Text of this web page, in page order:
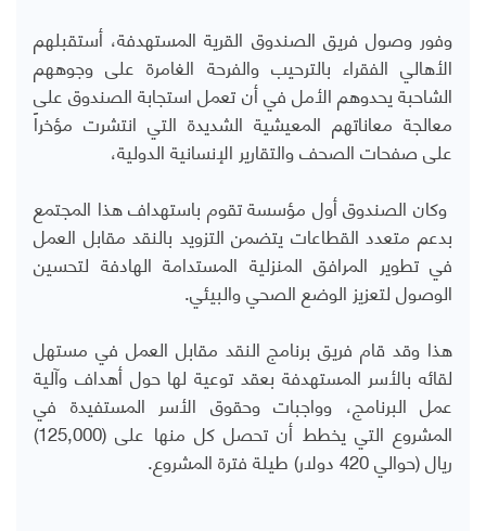
وفور وصول فريق الصندوق القرية المستهدفة، أستقبلهم
الأهالي الفقراء بالترحيب والفرحة الغامرة على وجوههم
الشاحبة يحدوهم الأمل في أن تعمل استجابة الصندوق على
معالجة معاناتهم المعيشية الشديدة التي انتشرت مؤخراً
على صفحات الصحف والتقارير الإنسانية الدولية،
وكان الصندوق أول مؤسسة تقوم باستهداف هذا المجتمع
بدعم متعدد القطاعات يتضمن التزويد بالنقد مقابل العمل
في تطوير المرافق المنزلية المستدامة الهادفة لتحسين
الوصول لتعزيز الوضع الصحي والبيئي.
هذا وقد قام فريق برنامج النقد مقابل العمل في مستهل
لقائه بالأسر المستهدفة بعقد توعية لها حول أهداف وآلية
عمل البرنامج، وواجبات وحقوق الأسر المستفيدة في
المشروع التي يخطط أن تحصل كل منها على (125,000)
ريال (حوالي 420 دولار) طيلة فترة المشروع.